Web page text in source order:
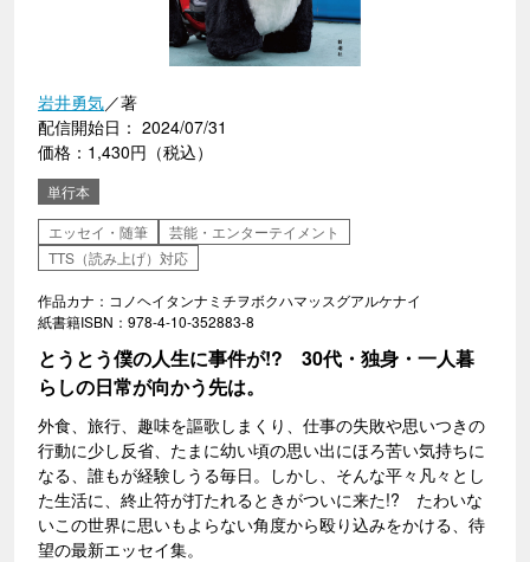
岩井勇気／著
配信開始日： 2024/07/31
価格：1,430円（税込）
単行本
エッセイ・随筆
芸能・エンターテイメント
TTS（読み上げ）対応
作品カナ：コノヘイタンナミチヲボクハマッスグアルケナイ
紙書籍ISBN：978-4-10-352883-8
とうとう僕の人生に事件が!? 30代・独身・一人暮
らしの日常が向かう先は。
外食、旅行、趣味を謳歌しまくり、仕事の失敗や思いつきの
行動に少し反省、たまに幼い頃の思い出にほろ苦い気持ちに
なる、誰もが経験しうる毎日。しかし、そんな平々凡々とし
た生活に、終止符が打たれるときがついに来た!? たわいな
いこの世界に思いもよらない角度から殴り込みをかける、待
望の最新エッセイ集。